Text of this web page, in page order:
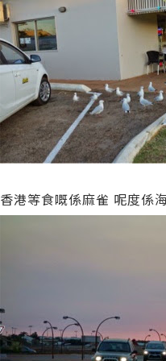
香港等食嘅係麻雀 呢度係